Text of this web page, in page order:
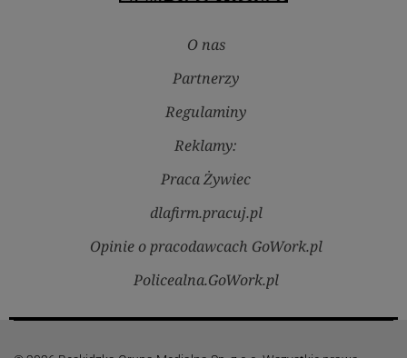
O nas
Partnerzy
Regulaminy
Reklamy:
Praca Żywiec
dlafirm.pracuj.pl
Opinie o pracodawcach GoWork.pl
Policealna.GoWork.pl